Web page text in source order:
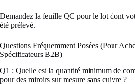
Demandez la feuille QC pour le lot dont
été prélevé.
Questions Fréquemment Posées (Pour
Spécificateurs B2B)
Q1 : Quelle est la quantité minimum de
pour des miroirs sur mesure sans cuivre ?